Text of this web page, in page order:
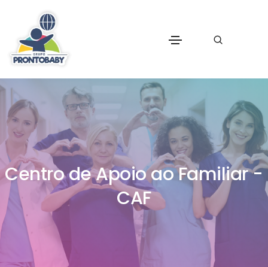
Centro de Apoio ao Familiar -
CAF